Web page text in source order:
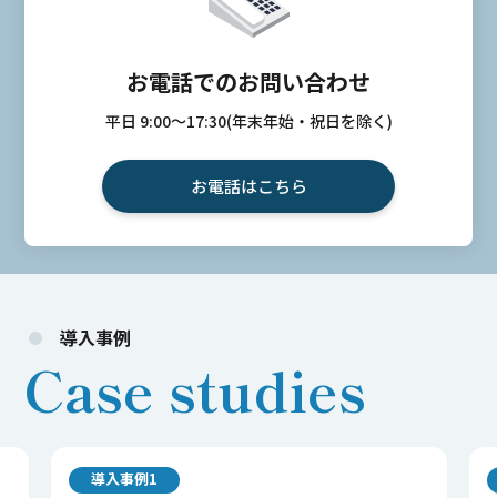
お電話でのお問い合わせ
平日 9:00〜17:30(年末年始・祝日を除く)
お電話はこちら
導入事例
Case studies
導入事例1